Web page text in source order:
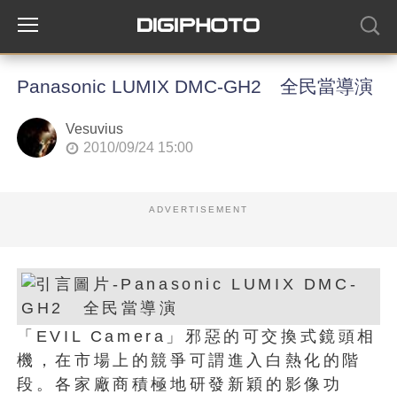
Panasonic LUMIX DMC-GH2 全民當導演
Vesuvius
2010/09/24 15:00
ADVERTISEMENT
「EVIL Camera」邪惡的可交換式鏡頭相
機，在市場上的競爭可謂進入白熱化的階
段。各家廠商積極地研發新穎的影像功